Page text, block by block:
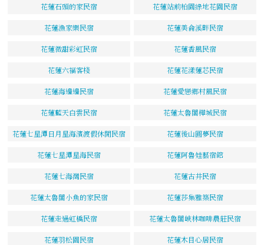
花蓮石頭的家民宿 花蓮站前柏園綠地花園民宿
花蓮漁家樂民宿 花蓮美侖溪畔民宿
花蓮微甜彩虹民宿 花蓮香風民宿
花蓮六福客棧 花蓮花漾蓮芯民宿
花蓮海邊邊民宿 花蓮愛戀鄉村風民宿
花蓮藍天白雲民宿 花蓮太魯閣樺城民宿
花蓮七星潭日月星海濱渡假休閒民宿 花蓮後山圓夢民宿
花蓮七星潭星海民宿 花蓮阿魯娃藝宿館
花蓮七海灣民宿 花蓮古井民宿
花蓮太魯閣小魚的家民宿 花蓮莎集雅築民宿
花蓮走過虹橋民宿 花蓮太魯閣峽林咖啡農莊民宿
花蓮羽松園民宿 花蓮木目心居民宿